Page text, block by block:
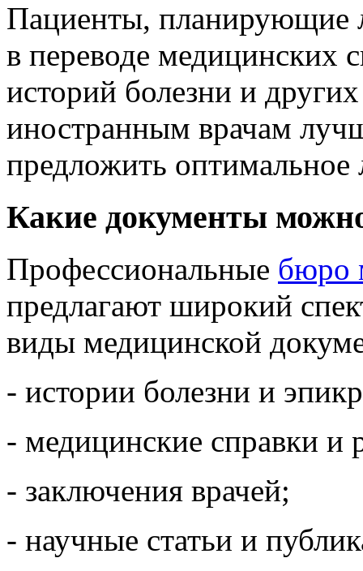
Пациенты, планирующие
в переводе медицинских
историй болезни и
иностранным врачам
предложить оптимальное
Какие документы
Профессиональные бюро
предлагают широкий
виды медицинской
- истории болезни и
- медицинские справки и
- заключения врачей;
- научные статьи и